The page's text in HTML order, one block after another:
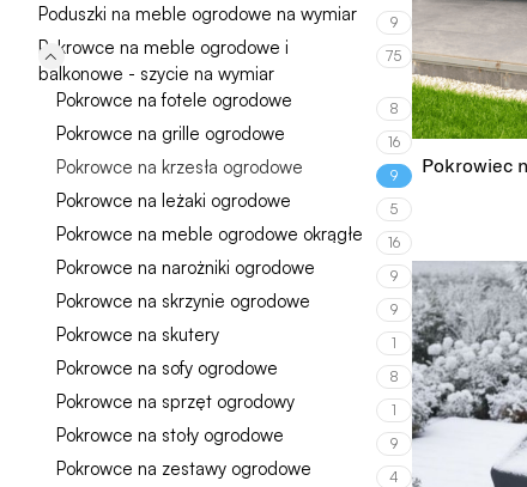
Poduszki na meble ogrodowe na wymiar 9
Pokrowce na meble ogrodowe i
balkonowe - szycie na wymiar
75
Pokrowce na fotele ogrodowe 8
Pokrowce na grille ogrodowe 16
Pokrowce na krzesła ogrodowe 9
Pokrowce na leżaki ogrodowe 5
Pokrowce na meble ogrodowe okrągłe 16
Pokrowce na narożniki ogrodowe 9
Pokrowce na skrzynie ogrodowe 9
Pokrowce na skutery 1
Pokrowce na sofy ogrodowe 8
Pokrowce na sprzęt ogrodowy 1
Pokrowce na stoły ogrodowe 9
Pokrowce na zestawy ogrodowe 4
Pokrowiec